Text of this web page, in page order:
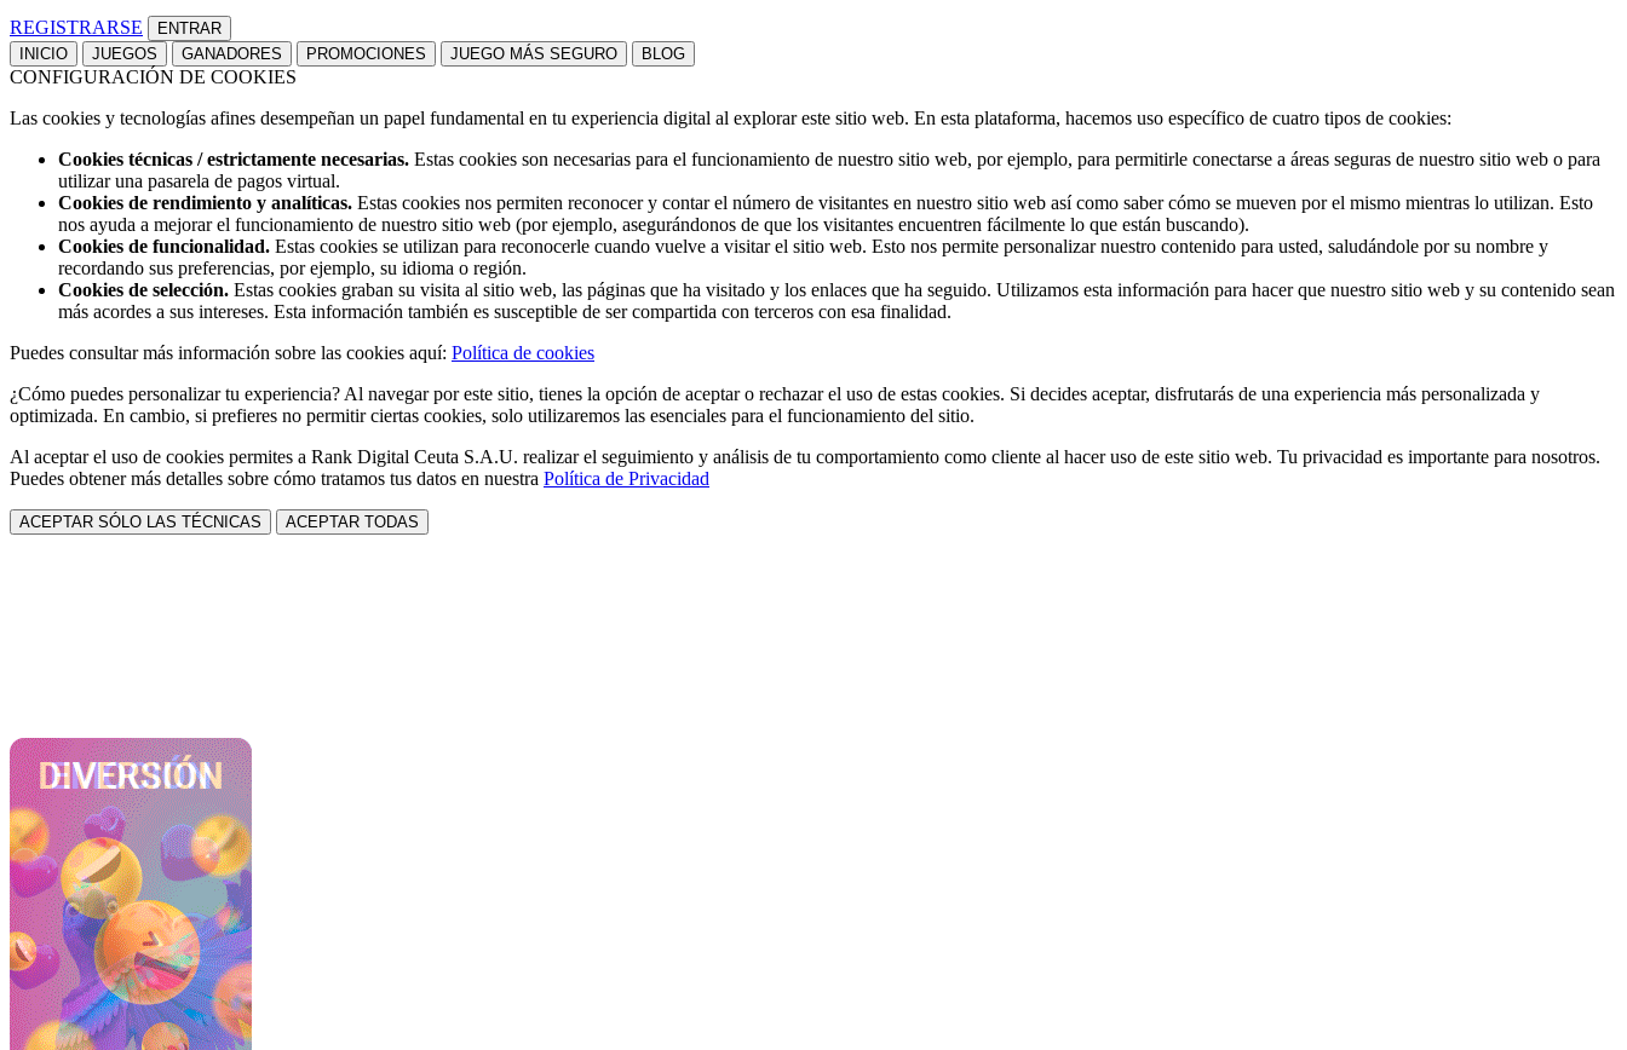
REGISTRARSE
INICIO JUEGOS GANADORES PROMOCIONES JUEGO MÁS SEGURO BLOG
CONFIGURACIÓN DE COOKIES
Las cookies y tecnologías afines desempeñan un papel fundamental en tu experiencia digital al explorar este sitio web. En esta plataforma, hacemos uso específico de cuatro tipos de cookies:
Cookies técnicas / estrictamente necesarias. Estas cookies son necesarias para el funcionamiento de nuestro sitio web, por ejemplo, para permitirle conectarse a áreas seguras de nuestro sitio web o para
utilizar una pasarela de pagos virtual.
Cookies de rendimiento y analíticas. Estas cookies nos permiten reconocer y contar el número de visitantes en nuestro sitio web así como saber cómo se mueven por el mismo mientras lo utilizan. Esto
nos ayuda a mejorar el funcionamiento de nuestro sitio web (por ejemplo, asegurándonos de que los visitantes encuentren fácilmente lo que están buscando).
Cookies de funcionalidad. Estas cookies se utilizan para reconocerle cuando vuelve a visitar el sitio web. Esto nos permite personalizar nuestro contenido para usted, saludándole por su nombre y
recordando sus preferencias, por ejemplo, su idioma o región.
Cookies de selección. Estas cookies graban su visita al sitio web, las páginas que ha visitado y los enlaces que ha seguido. Utilizamos esta información para hacer que nuestro sitio web y su contenido sean
más acordes a sus intereses. Esta información también es susceptible de ser compartida con terceros con esa finalidad.
Puedes consultar más información sobre las cookies aquí: Política de cookies
¿Cómo puedes personalizar tu experiencia? Al navegar por este sitio, tienes la opción de aceptar o rechazar el uso de estas cookies. Si decides aceptar, disfrutarás de una experiencia más personalizada y
optimizada. En cambio, si prefieres no permitir ciertas cookies, solo utilizaremos las esenciales para el funcionamiento del sitio.
Al aceptar el uso de cookies permites a Rank Digital Ceuta S.A.U. realizar el seguimiento y análisis de tu comportamiento como cliente al hacer uso de este sitio web. Tu privacidad es importante para nosotros.
Puedes obtener más detalles sobre cómo tratamos tus datos en nuestra Política de Privacidad
ACEPTAR SÓLO LAS TÉCNICAS ACEPTAR TODAS